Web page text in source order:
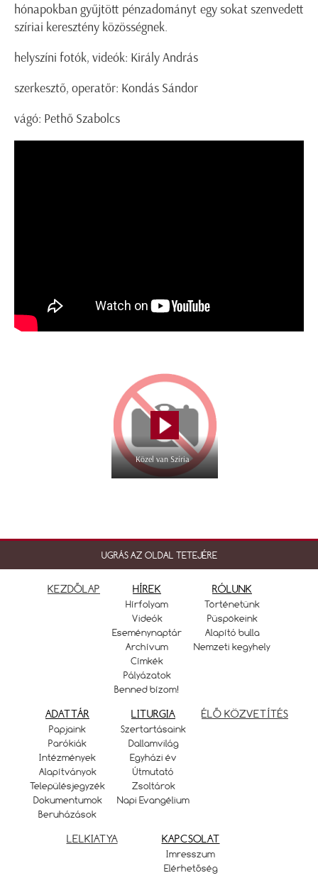
hónapokban gyűjtött pénzadományt egy sokat szenvedett
szíriai keresztény közösségnek.
helyszíni fotók, videók: Király András
szerkesztő, operatőr: Kondás Sándor
vágó: Pethő Szabolcs
Közel van Szíria
UGRÁS AZ OLDAL TETEJÉRE
KEZDŐLAP HÍREK
Hírfolyam
Videók
Eseménynaptár
Archívum
Címkék
Pályázatok
Benned bízom!
RÓLUNK
Történetünk
Püspökeink
Alapító bulla
Nemzeti kegyhely
ADATTÁR
Papjaink
Parókiák
Intézmények
Alapítványok
Településjegyzék
Dokumentumok
Beruházások
LITURGIA
Szertartásaink
Dallamvilág
Egyházi év
Útmutató
Zsoltárok
Napi Evangélium
ÉLŐ KÖZVETÍTÉS
LELKIATYA KAPCSOLAT
Imresszum
Elérhetőség